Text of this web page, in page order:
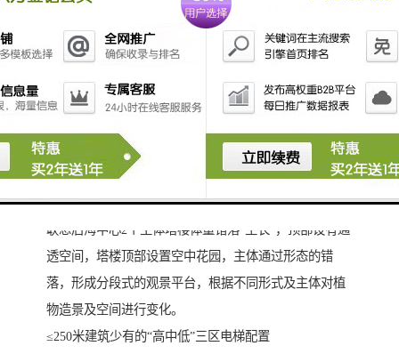
用地面积约3万m2，容积率 8.73，
总建筑面积28万m2， 其中：
② 商业建筑面积 4万 m2
① T1塔楼 230 m，46层
② T2塔楼 155 m，32层
联想总部“生长”的建筑
联想后海中心2个主体塔楼体量错落“生长”，顶部设有通
透空间，塔楼顶部设置空中花园，主体通过形态的错
落，形成分段式的观景平台，根据不同形式及主体对植
物造景及空间进行变化。
≤250米建筑少有的“高中低”三区电梯配置